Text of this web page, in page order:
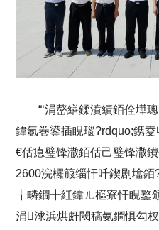
“‘涓嶅繕鍒濆績銆佺墷
鍏氬巻鍙插睍瑙?rdquo;鎸
€佸瘜璧锋潵銆佸己璧锋潵
2600浣欏箙缁忓吀鍥剧墖
╁疄鐗╋紝鍏ㄦ櫙寮忓睍鐜
涓浗浜烘皯閾稿氨鐧惧勾